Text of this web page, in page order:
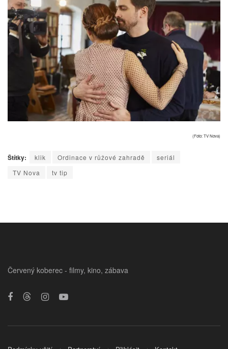
(Foto: TV Nova)
Štítky: klik Ordinace v růžové zahradě
seriál
TV Nova
tv tip
Červený koberec - filmy, kino, zábava